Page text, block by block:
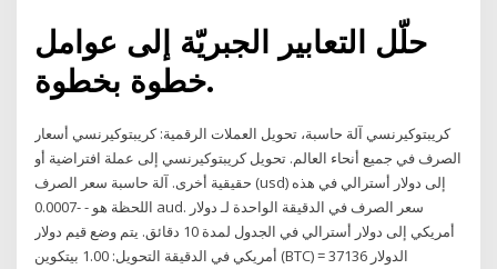
حلّل التعابير الجبريّة إلى عوامل
خطوة بخطوة.
كريبتوكيرنسي آلة حاسبة، تحويل العملات الرقمية: كريبتوكيرنسي أسعار
الصرف في جميع أنحاء العالم. تحويل كريبتوكيرنسي إلى عملة افتراضية أو
حقيقية أخرى. آلة حاسبة سعر الصرف (usd) إلى دولار أسترالي في هذه
اللحظة هو - -0.0007 aud. سعر الصرف في الدقيقة الواحدة لـ دولار
أمريكي إلى دولار أسترالي في الجدول لمدة 10 دقائق. يتم وضع قيم دولار
أمريكي في الدقيقة التحويل: 1.00 بيتكوين (BTC) = 37136 الدولار